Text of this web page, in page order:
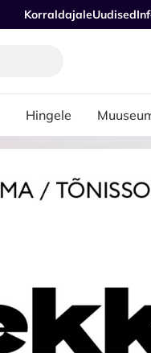
KorraldajaleUudised
Hingele